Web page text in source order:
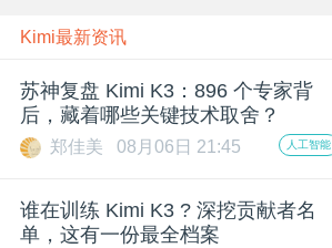
雷
峰
公
Kimi最新资讯
苏神复盘 Kimi K3：896 个专家背
后，藏着哪些关键技术取舍？
郑佳美 08月06日 21:45 人工智能
谁在训练 Kimi K3 ? 深挖贡献者名
单，这有一份最全档案